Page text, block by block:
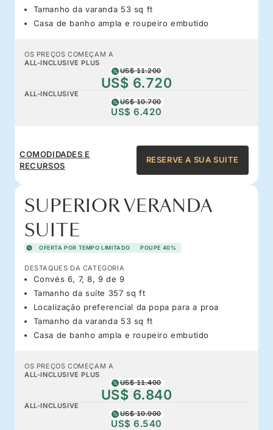
Tamanho da varanda 53 sq ft
Casa de banho ampla e roupeiro embutido
OS PREÇOS COMEÇAM A
ALL-INCLUSIVE PLUS
US$ 11.200
US$ 6.720
ALL-INCLUSIVE
US$ 10.700
US$ 6.420
COMODIDADES E
RECURSOS
RESERVE A SUA SUITE
SUPERIOR VERANDA
SUITE
OFERTA POR TEMPO LIMITADO POUPE 40%
DESTAQUES DA CATEGORIA
Convés 6, 7, 8, 9 de 9
Tamanho da suíte 357 sq ft
Localização preferencial da popa para a proa
Tamanho da varanda 53 sq ft
Casa de banho ampla e roupeiro embutido
OS PREÇOS COMEÇAM A
ALL-INCLUSIVE PLUS
US$ 11.400
US$ 6.840
ALL-INCLUSIVE
US$ 10.900
US$ 6.540